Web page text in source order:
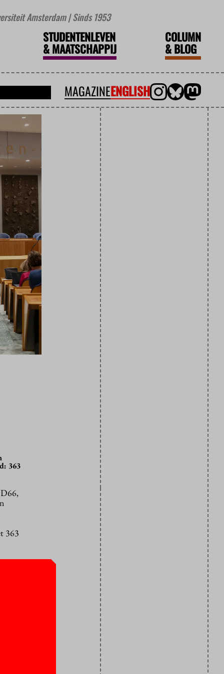
Amsterdam | Sinds 1953
STUDENTENLEVEN
&MAATSCHAPPIJ
COLUMN
&BLOG
MAGAZINEENGLISH
363
363
over de